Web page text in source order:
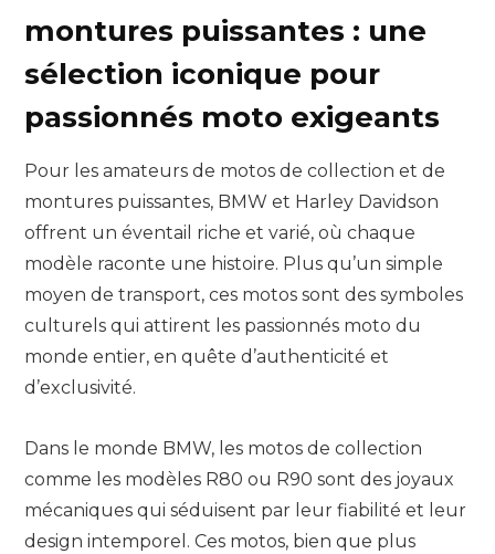
montures puissantes : une
sélection iconique pour
passionnés moto exigeants
Pour les amateurs de motos de collection et de
montures puissantes, BMW et Harley Davidson
offrent un éventail riche et varié, où chaque
modèle raconte une histoire. Plus qu’un simple
moyen de transport, ces motos sont des symboles
culturels qui attirent les passionnés moto du
monde entier, en quête d’authenticité et
d’exclusivité.
Dans le monde BMW, les motos de collection
comme les modèles R80 ou R90 sont des joyaux
mécaniques qui séduisent par leur fiabilité et leur
design intemporel. Ces motos, bien que plus